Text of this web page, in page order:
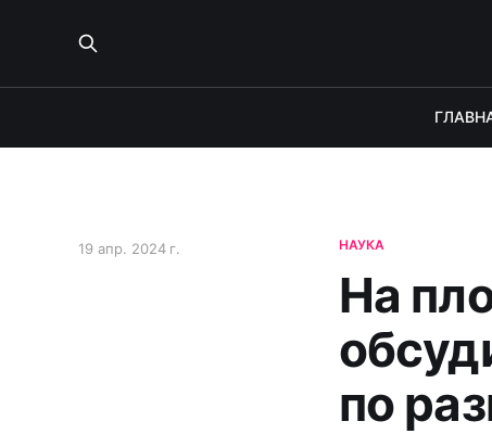
НАУКА
На
по
19 апр. 2024 г.